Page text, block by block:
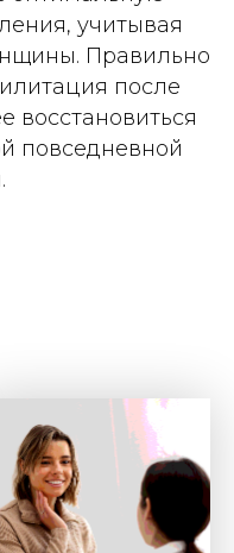
учитывая
Правильно
после
восстановиться
повседневной